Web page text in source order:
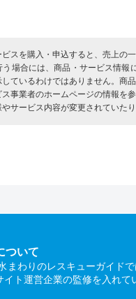
スを購入・申込すると、売上の
う場合には、商品・サービス情
ているわけではありません。
事業者のホームページの情報
サービス内容が変更されていた
ついて
まわりのレスキューガイド
ト運営企業の監修を入れて